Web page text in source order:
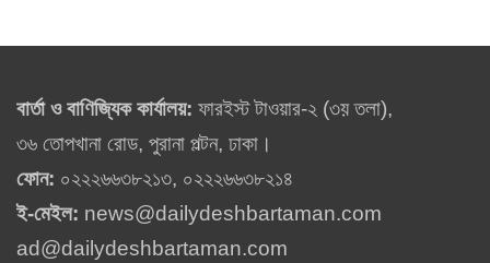
বার্তা ও বাণিজ্যিক কার্যালয়: ফারইস্ট টাওয়ার-২ (৩য় তলা),
৩৬ তোপখানা রোড, পুরানা পল্টন, ঢাকা।
ফোন: ০২২২৬৬৩৮২১৩, ০২২২৬৬৩৮২১৪
ই-মেইল: news@dailydeshbartaman.com
ad@dailydeshbartaman.com